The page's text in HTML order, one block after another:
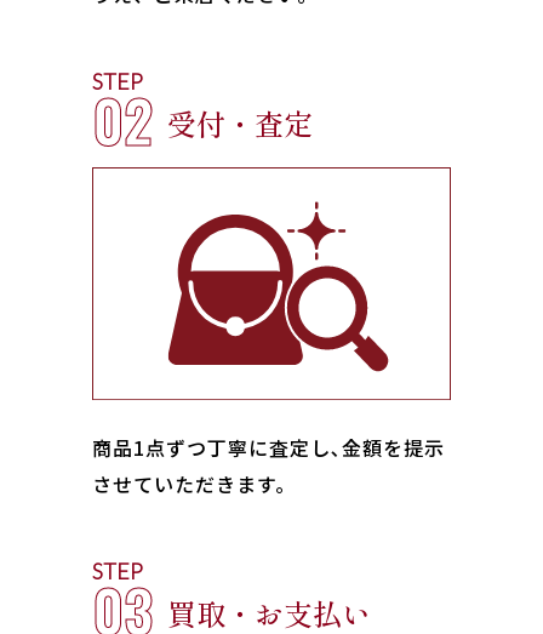
STEP
02 受付・査定
商品1点ずつ丁寧に査定し､金額を提示
させていただきます。
STEP
03 買取・お支払い